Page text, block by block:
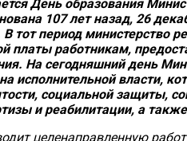
День образования
107 лет назад, 26
В тот период министерство
платы работникам,
На сегодняшний день
исполнительной власти,
социальной защиты,
и реабилитации, а
целенаправленную